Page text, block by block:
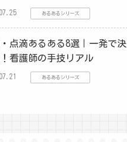
あるあるシリーズ
点滴あるある8選｜一発で決
看護師の手技リアル
あるあるシリーズ